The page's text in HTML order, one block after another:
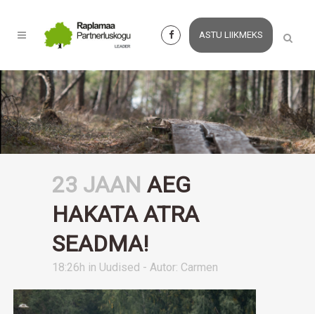
ASTU LIIKMEKS
23 JAAN AEG
HAKATA ATRA
SEADMA!
18:26h in Uudised - Autor: Carmen